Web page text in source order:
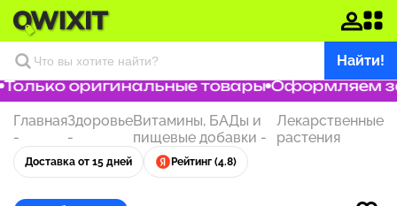
Найти!
оригинальные товары Оформляем
Главная
-
Здоровье
-
Витамины, БАДы и
пищевые добавки -
Лекарственные
растения
Доставка от 15 дней Рейтинг (4.8)